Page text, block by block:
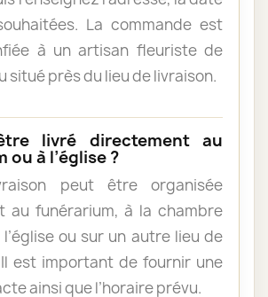
La commande est
à un artisan fleuriste de
situé près du lieu de livraison.
livré directement au
à l’église ?
peut être organisée
au funérarium, à la chambre
ou sur un autre lieu de
est important de fournir une
ainsi que l’horaire prévu.